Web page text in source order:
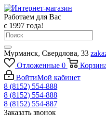
Работаем для Вас
с 1997 года!
Мурманск, Свердлова, 33
Отложенные 0
ВойтиМой кабинет
8 (8152) 554-888
8 (8152) 554-888
8 (8152) 554-887
Заказать звонок